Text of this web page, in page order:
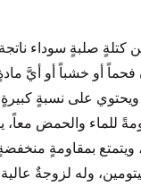
كتلةٍ صلبةٍ سوداء
أو خشباً أو أيَّ مادةٍ
على نسبةٍ كبيرةٍ
للماء والحمض
ويتمتع بمقاومةٍ منخفضةٍ
وله لزوجةٌ